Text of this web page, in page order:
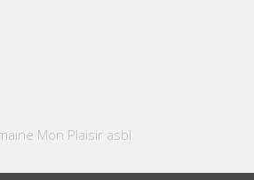
Mon Plaisir asbl